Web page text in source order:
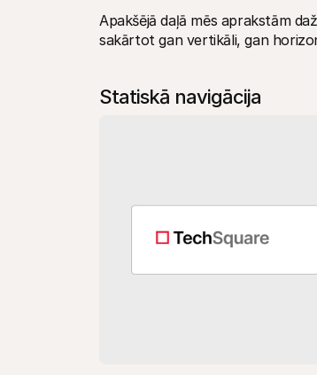
Apakšējā daļā mēs aprakstām
sakārtot gan vertikāli, gan
Statiskā navigācija